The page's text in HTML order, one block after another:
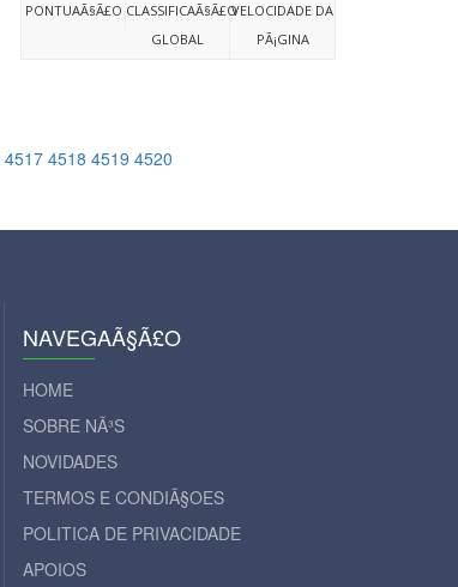
PONTUAÃ§Ã£O CLASSIFICAÃ§Ã£O
GLOBAL
VELOCIDADE DA
PÃ¡GINA
4517 4518 4519 4520
NAVEGAÃ§Ã£O
HOME
SOBRE NÃ³S
NOVIDADES
TERMOS E CONDIÃ§OES
POLITICA DE PRIVACIDADE
APOIOS